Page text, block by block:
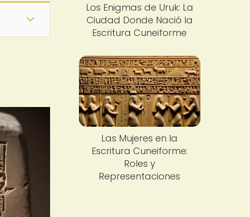
Los Enigmas de Uruk: La
Ciudad Donde Nació la
Escritura Cuneiforme
Las Mujeres en la
Escritura Cuneiforme:
Roles y
Representaciones